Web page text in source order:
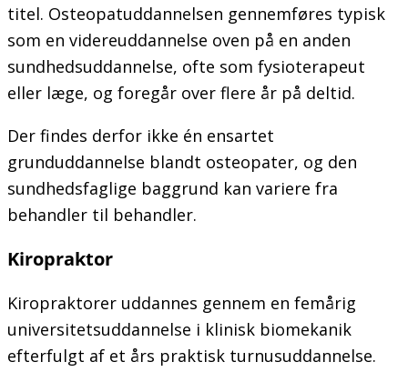
titel. Osteopatuddannelsen gennemføres typisk
som en videreuddannelse oven på en anden
sundhedsuddannelse, ofte som fysioterapeut
eller læge, og foregår over flere år på deltid.
Der findes derfor ikke én ensartet
grunduddannelse blandt osteopater, og den
sundhedsfaglige baggrund kan variere fra
behandler til behandler.
Kiropraktor
Kiropraktorer uddannes gennem en femårig
universitetsuddannelse i klinisk biomekanik
efterfulgt af et års praktisk turnusuddannelse.